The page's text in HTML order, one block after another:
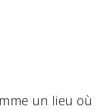
un lieu où